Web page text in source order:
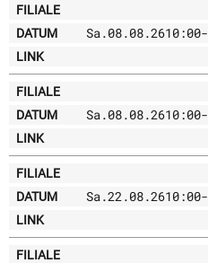
Filiale Datum
Sa.08.08.2610:00-
Sa.08.08.2610:00-
Sa.22.08.2610:00-